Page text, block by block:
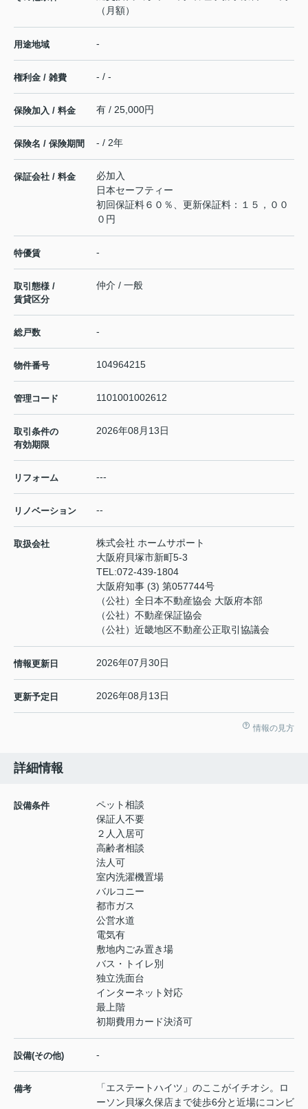
（月額）
用途地域 -
権利金 / 雑費 - / -
保険加入 / 料金 有 / 25,000円
保険名 / 保険期間 - / 2年
保証会社 / 料金
必加入
日本セーフティー
初回保証料６０％、更新保証料：１５，００
０円
特優賃 -
取引態様 /
賃貸区分
仲介 / 一般
総戸数 -
物件番号 104964215
管理コード 1101001002612
取引条件の
有効期限
2026年08月13日
リフォーム ---
リノベーション --
取扱会社
株式会社 ホームサポート
大阪府貝塚市新町5-3
TEL:072-439-1804
大阪府知事 (3) 第057744号
（公社）全日本不動産協会 大阪府本部
（公社）不動産保証協会
（公社）近畿地区不動産公正取引協議会
情報更新日 2026年07月30日
更新予定日 2026年08月13日
情報の見方
詳細情報
設備条件
ペット相談
保証人不要
２人入居可
高齢者相談
法人可
室内洗濯機置場
バルコニー
都市ガス
公営水道
電気有
敷地内ごみ置き場
バス・トイレ別
独立洗面台
インターネット対応
最上階
初期費用カード決済可
設備(その他) -
備考
「エステートハイツ」のここがイチオシ。ロ
ーソン貝塚久保店まで徒歩6分と近場にコンビ